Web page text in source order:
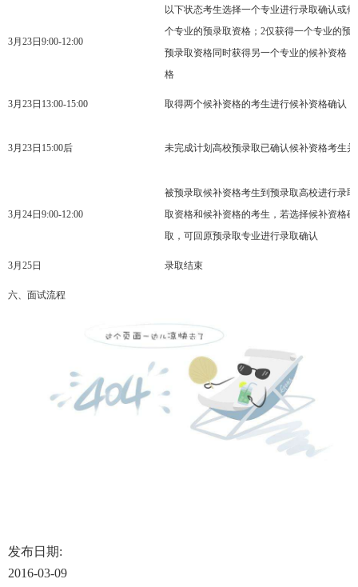
3月23日9:00-12:00
以下状态考生选择一个专业进行录取确认或
个专业的预录取资格；2仅获得一个专业的预
预录取资格同时获得另一个专业的候补资格
格
3月23日13:00-15:00 取得两个候补资格的考生进行候补资格确认
3月23日15:00后 未完成计划高校预录取已确认候补资格考生
3月24日9:00-12:00
被预录取候补资格考生到预录取高校进行录
取资格和候补资格的考生，若选择候补资格
取，可回原预录取专业进行录取确认
3月25日 录取结束
六、面试流程
发布日期:
2016-03-09